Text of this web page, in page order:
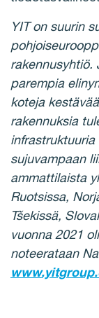
YIT on suurin
rakennusyhtiö.
parempia
koteja
rakennuksia
sujuvampaan
ammattilaista
Ruotsissa,
Tšekissä,
vuonna 2021
noteerataan